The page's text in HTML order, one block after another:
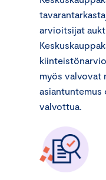
arvioitsijat
myös valvovat
asiantuntemus
valvottua.